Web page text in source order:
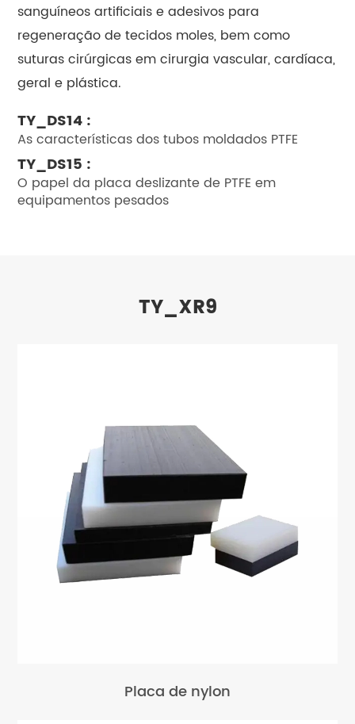
sanguíneos artificiais e adesivos para
regeneração de tecidos moles, bem como
suturas cirúrgicas em cirurgia vascular, cardíaca,
geral e plástica.
TY_DS14 :
As características dos tubos moldados PTFE
TY_DS15 :
O papel da placa deslizante de PTFE em
equipamentos pesados
TY_XR9
Placa de nylon